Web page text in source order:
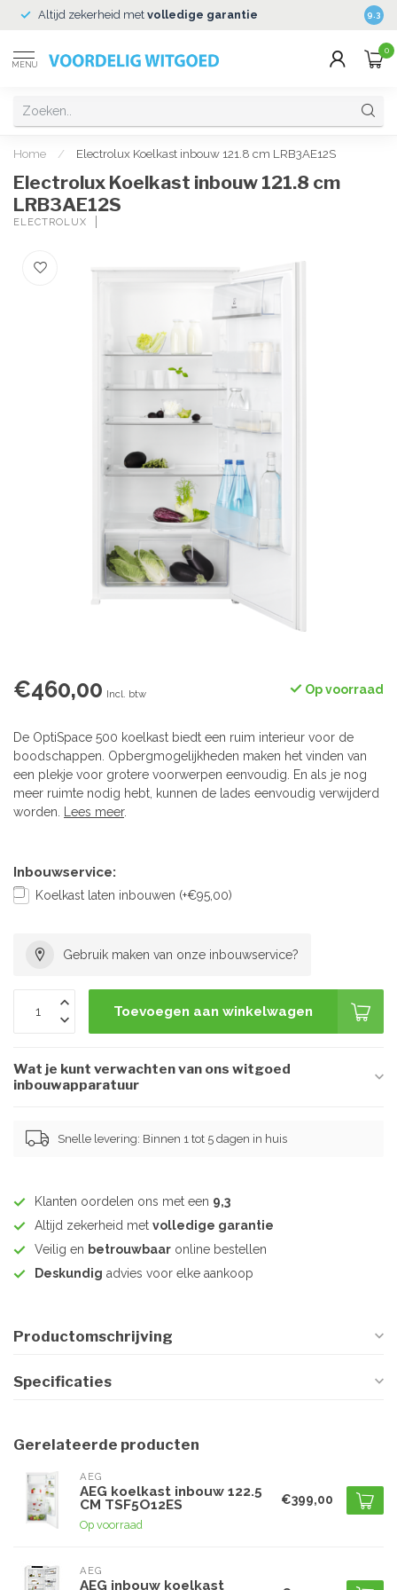
Altijd zekerheid met volledige garantie 9.3
MENU
0
Home / Electrolux Koelkast inbouw 121.8 cm LRB3AE12S
Electrolux Koelkast inbouw 121.8 cm
LRB3AE12S
ELECTROLUX
€460,00 Incl. btw Op voorraad
De OptiSpace 500 koelkast biedt een ruim interieur voor de
boodschappen. Opbergmogelijkheden maken het vinden van
een plekje voor grotere voorwerpen eenvoudig. En als je nog
meer ruimte nodig hebt, kunnen de lades eenvoudig verwijderd
worden. Lees meer.
Inbouwservice:
Koelkast laten inbouwen (+€95,00)
Gebruik maken van onze inbouwservice?
Toevoegen aan winkelwagen
Wat je kunt verwachten van ons witgoed
inbouwapparatuur
Snelle levering: Binnen 1 tot 5 dagen in huis
Klanten oordelen ons met een 9,3
Altijd zekerheid met volledige garantie
Veilig en betrouwbaar online bestellen
Deskundig advies voor elke aankoop
Productomschrijving
Specificaties
Gerelateerde producten
AEG
AEG koelkast inbouw 122.5
CM TSF5O12ES
Op voorraad
€399,00
AEG
AEG inbouw koelkast